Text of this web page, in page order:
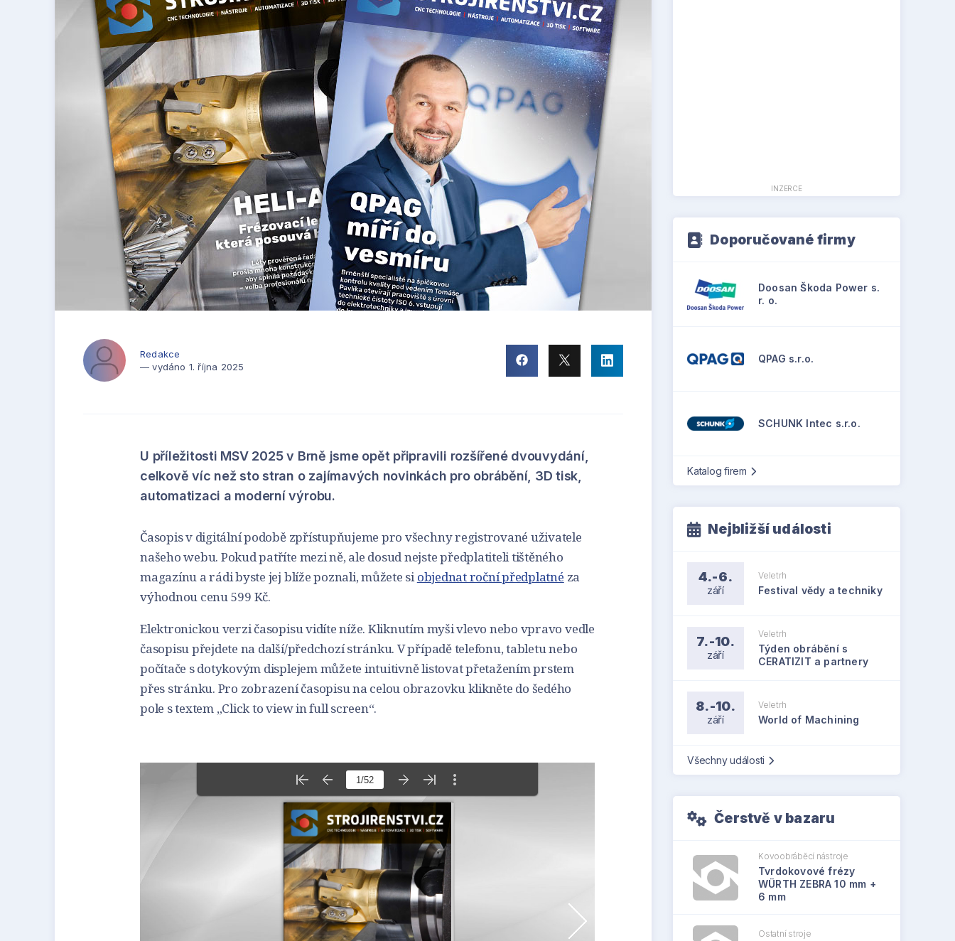
Redakce
— vydáno 1. října 2025
U příležitosti MSV 2025 v Brně jsme opět připravili rozšířené dvouvydání,
celkově víc než sto stran o zajímavých novinkách pro obrábění, 3D tisk,
automatizaci a moderní výrobu.
Časopis v digitální podobě zpřístupňujeme pro všechny registrované uživatele
našeho webu. Pokud patříte mezi ně, ale dosud nejste předplatiteli tištěného
magazínu a rádi byste jej blíže poznali, můžete siobjednat roční předplatné za
výhodnou cenu 599 Kč.
Elektronickou verzi časopisu vidíte níže. Kliknutím myši vlevo nebo vpravo vedle
časopisu přejdete na další/předchozí stránku. V případě telefonu, tabletu nebo
počítače s dotykovým displejem můžete intuitivně listovat přetažením prstem
přes stránku. Pro zobrazení časopisu na celou obrazovku klikněte do šedého
pole s textem „Click to view in full screen“.
INZERCE
Doporučované firmy
Doosan Škoda Power s.
r. o.
QPAG s.r.o.
SCHUNK Intec s.r.o.
Katalog firem
Nejbližší události
4.-6.
září
Veletrh
Festival vědy a techniky
7.-10.
září
Veletrh
Týden obrábění s
CERATIZIT a partnery
8.-10.
září
Veletrh
World of Machining
Všechny události
Čerstvě v bazaru
Kovoobráběcí nástroje
Tvrdokovové frézy
WÜRTH ZEBRA 10 mm +
6 mm
Ostatní stroje